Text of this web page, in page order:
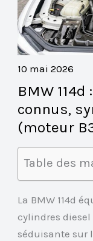
10 mai 2026
BMW
connus,
(moteur
Table des
La BMW 114d
cylindres
séduisante sur